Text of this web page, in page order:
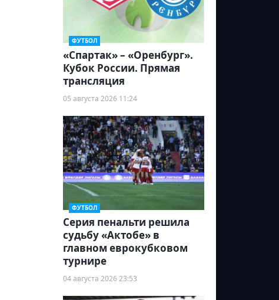
ФУТБОЛ
«Спартак» – «Оренбург».
Кубок России. Прямая
трансляция
05 августа 2026 11:24
ФУТБОЛ
Серия пенальти решила
судьбу «Актобе» в
главном еврокубковом
турнире
04 августа 2026 23:53